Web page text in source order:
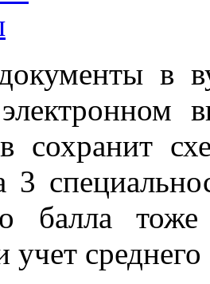
в
сохранит
3
балла
учет